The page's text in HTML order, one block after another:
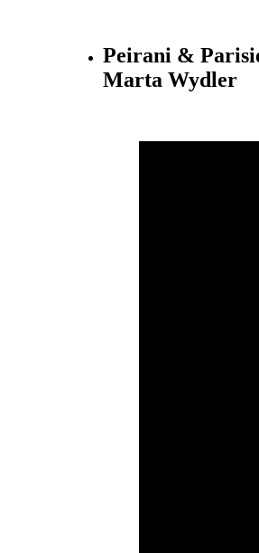
Peirani &
Marta Wydler